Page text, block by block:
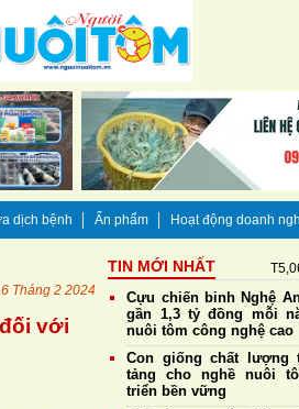
dịch bệnh Ấn phẩm Hoạt động doanh
Tháng 2 2024
với
TIN MỚI NHẤT
Cựu chiến binh Nghệ
gần 1,3 tỷ đồng mỗi
nuôi tôm công nghệ cao
Con giống chất lượng
tảng cho nghề nuôi
triển bền vững